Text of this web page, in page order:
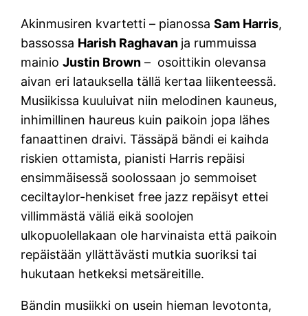
Akinmusiren kvartetti – pianossaSam Harris,
bassossa Harish Raghavan ja rummuissa
mainioJustin Brown – osoittikin olevansa
aivan eri latauksella tällä kertaa liikenteessä.
Musiikissa kuuluivat niin melodinen kauneus,
inhimillinen haureus kuin paikoin jopa lähes
fanaattinen draivi. Tässäpä bändi ei kaihda
riskien ottamista, pianisti Harris repäisi
ensimmäisessä soolossaan jo semmoiset
ceciltaylor-henkiset free jazz repäisyt ettei
villimmästä väliä eikä soolojen
ulkopuolellakaan ole harvinaista että paikoin
repäistään yllättävästi mutkia suoriksi tai
hukutaan hetkeksi metsäreitille.
Bändin musiikki on usein hieman levotonta,